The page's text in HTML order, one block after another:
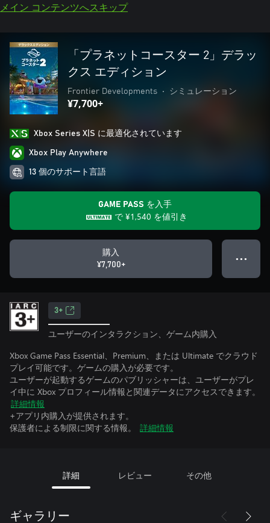
メイン コンテンツへスキップ
「プラネットコースター 2」デラッ
クス エディション
Frontier Developments • シミュレーション
¥7,700+
Xbox Series X|S に最適化されています
Xbox Play Anywhere
13 個のサポート言語
GAME PASS を入手
で ¥1,540 を値引き
購入
¥7,700+
● ● ●
3+
ユーザーのインタラクション、ゲーム内購入
Xbox Game Pass Essential、Premium、または Ultimate でクラウド
プレイ可能です。ゲームの購入が必要です。
ユーザーが起動するゲームのパブリッシャーは、ユーザーがプレ
イ中に Xbox プロフィール情報と関連データにアクセスできます。
詳細情報
+アプリ内購入が提供されます。
保護者による制限に関する情報。
詳細情報
詳細 レビュー その他
ギャラリー